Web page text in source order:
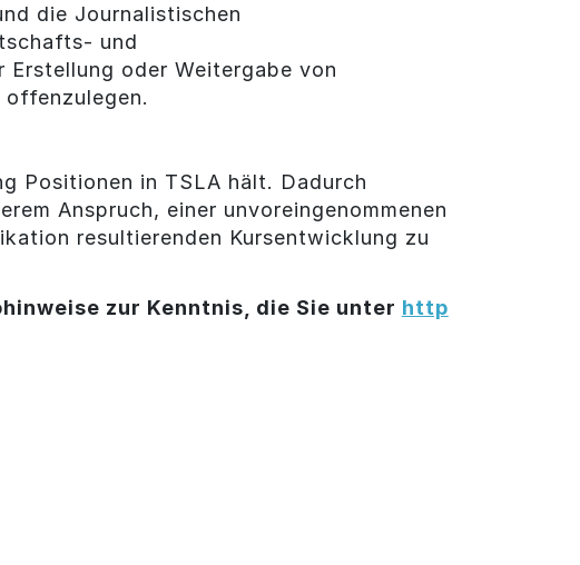
die Journalistischen
und
oder Weitergabe von
offenzulegen.
Positionen in TSLA hält. Dadurch
Anspruch, einer unvoreingenommenen
resultierenden Kursentwicklung zu
zur Kenntnis, die Sie unter http